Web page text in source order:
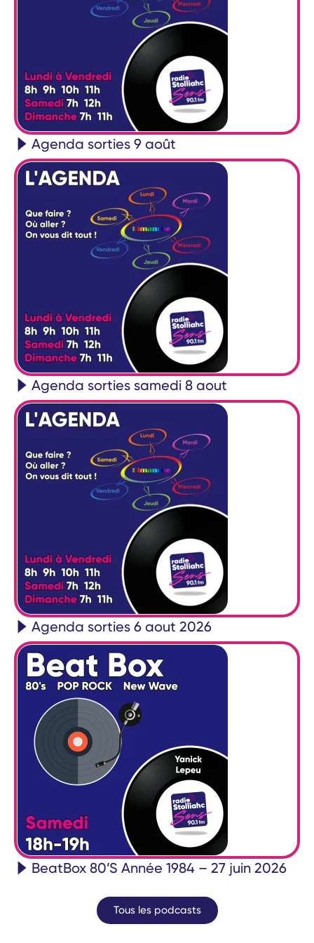
Agenda sorties 9 août
Agenda sorties samedi 8 aout
Agenda sorties 6 aout 2026
BeatBox 80’S Année 1984 – 27 juin 2026
Tous les podcasts